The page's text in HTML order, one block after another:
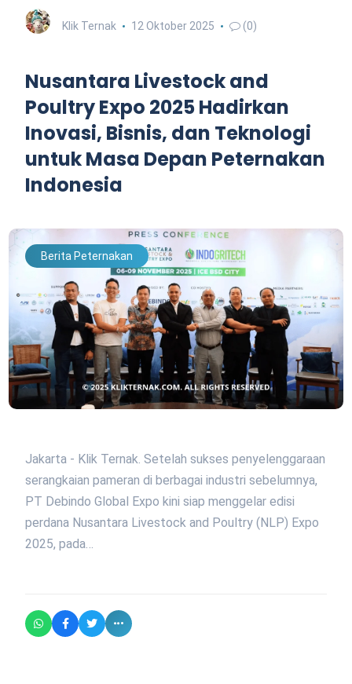
Klik Ternak 12 Oktober 2025 (0)
Nusantara Livestock and
Poultry Expo 2025 Hadirkan
Inovasi, Bisnis, dan Teknologi
untuk Masa Depan Peternakan
Indonesia
Berita Peternakan
Jakarta - Klik Ternak. Setelah sukses penyelenggaraan
serangkaian pameran di berbagai industri sebelumnya,
PT Debindo Global Expo kini siap menggelar edisi
perdana Nusantara Livestock and Poultry (NLP) Expo
2025, pada…